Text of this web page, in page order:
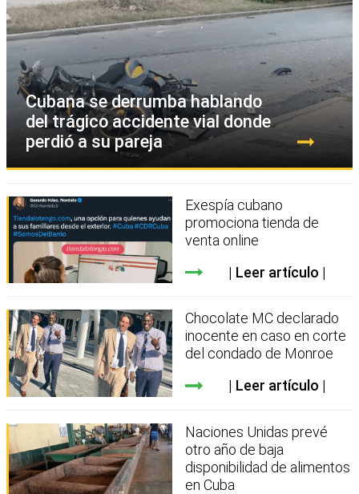
Cubana se derrumba hablando
del trágico accidente vial donde
perdió a su pareja
Exespía cubano
promociona tienda de
venta online
Leer artículo
Chocolate MC declarado
inocente en caso en corte
del condado de Monroe
Leer artículo
Naciones Unidas prevé
otro año de baja
disponibilidad de alimentos
en Cuba